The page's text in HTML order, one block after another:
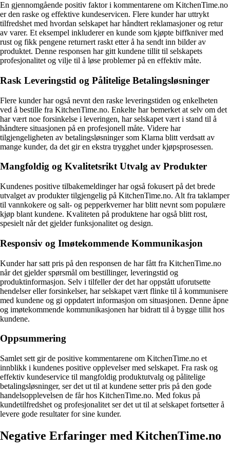
En gjennomgående positiv faktor i kommentarene om KitchenTime.no
er den raske og effektive kundeservicen. Flere kunder har uttrykt
tilfredshet med hvordan selskapet har håndtert reklamasjoner og retur
av varer. Et eksempel inkluderer en kunde som kjøpte biffkniver med
rust og fikk pengene returnert raskt etter å ha sendt inn bilder av
produktet. Denne responsen har gitt kundene tillit til selskapets
profesjonalitet og vilje til å løse problemer på en effektiv måte.
Rask Leveringstid og Pålitelige Betalingsløsninger
Flere kunder har også nevnt den raske leveringstiden og enkelheten
ved å bestille fra KitchenTime.no. Enkelte har bemerket at selv om det
har vært noe forsinkelse i leveringen, har selskapet vært i stand til å
håndtere situasjonen på en profesjonell måte. Videre har
tilgjengeligheten av betalingsløsninger som Klarna blitt verdsatt av
mange kunder, da det gir en ekstra trygghet under kjøpsprosessen.
Mangfoldig og Kvalitetsrikt Utvalg av Produkter
Kundenes positive tilbakemeldinger har også fokusert på det brede
utvalget av produkter tilgjengelig på KitchenTime.no. Alt fra taklamper
til vannkokere og salt- og pepperkverner har blitt nevnt som populære
kjøp blant kundene. Kvaliteten på produktene har også blitt rost,
spesielt når det gjelder funksjonalitet og design.
Responsiv og Imøtekommende Kommunikasjon
Kunder har satt pris på den responsen de har fått fra KitchenTime.no
når det gjelder spørsmål om bestillinger, leveringstid og
produktinformasjon. Selv i tilfeller der det har oppstått uforutsette
hendelser eller forsinkelser, har selskapet vært flinke til å kommunisere
med kundene og gi oppdatert informasjon om situasjonen. Denne åpne
og imøtekommende kommunikasjonen har bidratt til å bygge tillit hos
kundene.
Oppsummering
Samlet sett gir de positive kommentarene om KitchenTime.no et
innblikk i kundenes positive opplevelser med selskapet. Fra rask og
effektiv kundeservice til mangfoldig produktutvalg og pålitelige
betalingsløsninger, ser det ut til at kundene setter pris på den gode
handelsopplevelsen de får hos KitchenTime.no. Med fokus på
kundetilfredshet og profesjonalitet ser det ut til at selskapet fortsetter å
levere gode resultater for sine kunder.
Negative Erfaringer med KitchenTime.no